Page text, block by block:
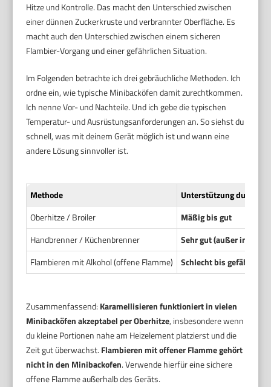
Hitze und Kontrolle. Das macht den Unterschied zwischen
einer dünnen Zuckerkruste und verbrannter Oberfläche. Es
macht auch den Unterschied zwischen einem sicheren
Flambier-Vorgang und einer gefährlichen Situation.
Im Folgenden betrachte ich drei gebräuchliche Methoden. Ich
ordne ein, wie typische Minibacköfen damit zurechtkommen.
Ich nenne Vor- und Nachteile. Und ich gebe die typischen
Temperatur- und Ausrüstungsanforderungen an. So siehst du
schnell, was mit deinem Gerät möglich ist und wann eine
andere Lösung sinnvoller ist.
Methode
Unterstützung durch
Oberhitze / Broiler
Mäßig bis gut
Handbrenner / Küchenbrenner
Sehr gut (außer im Ofen)
Flambieren mit Alkohol (offene Flamme)
Schlecht bis gefährlich
Zusammenfassend: Karamellisieren funktioniert in vielen
Minibacköfen akzeptabel per Oberhitze, insbesondere wenn
du kleine Portionen nahe am Heizelement platzierst und die
Zeit gut überwachst. Flambieren mit offener Flamme gehört
nicht in den Minibackofen. Verwende hierfür eine sichere
offene Flamme außerhalb des Geräts.